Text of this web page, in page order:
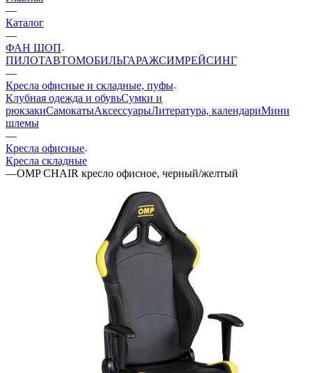
—
Каталог
—
ФАН ШОП
ПИЛОТАВТОМОБИЛЬГАРАЖСИМРЕЙСИНГ
—
Кресла офисные и складные, пуфы
Клубная одежда и обувьСумки и
рюкзакиСамокатыАксессуарыЛитература, календариМини
шлемы
—
Кресла офисные
Кресла складные
—OMP CHAIR кресло офисное, черный/желтый